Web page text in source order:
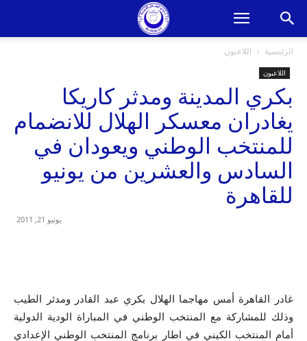
الرئيسية اللاعبون
اللاعبون
بكري المدينة ومدثر كاريكا
يغادران معسكر الهلال للانضمام
للمنتخب الوطني ويعودان في
السادس والعشرين من يونيو
للقاهرة
يونيو 21, 2011
غادر القاهرة أمس مهاجما الهلال بكري عبد القادر ومدثر الطيب
وذلك للمشاركة مع المنتخب الوطني في المباراة الودية الدولية
أمام المنتخب الكيني في اطار برنامج المنتخب الوطني الإعدادي